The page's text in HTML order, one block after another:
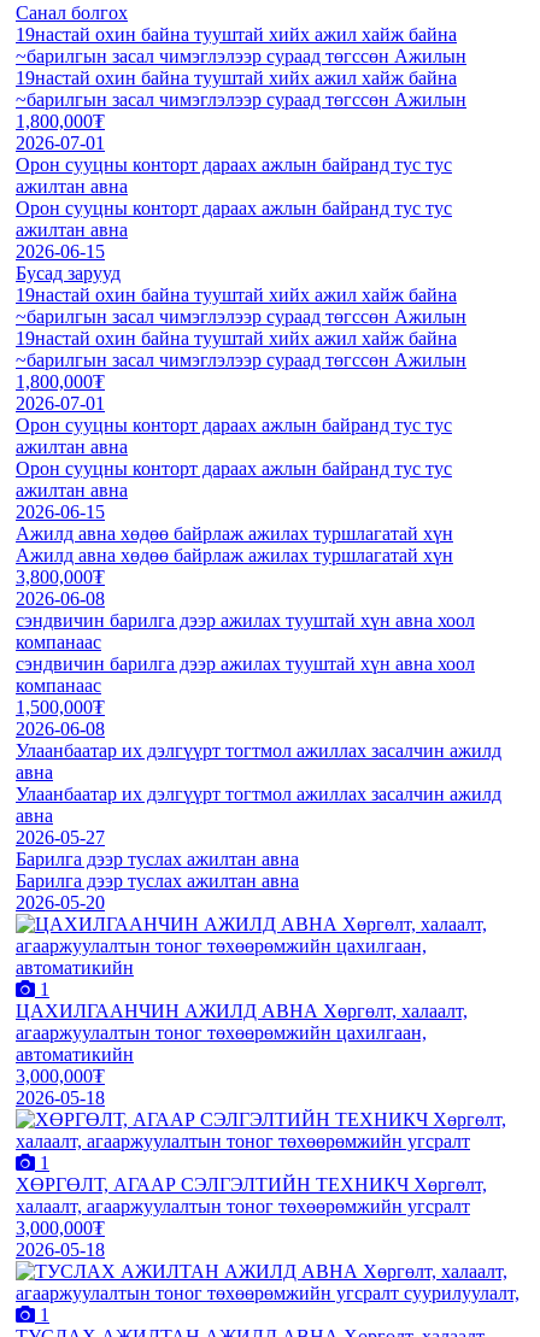
Санал болгох
19настай охин байна тууштай хийх ажил хайж байна
~барилгын засал чимэглэлээр сураад төгссөн Ажилын
19настай охин байна тууштай хийх ажил хайж байна
~барилгын засал чимэглэлээр сураад төгссөн Ажилын
1,800,000₮
2026-07-01
Орон сууцны конторт дараах ажлын байранд тус тус
ажилтан авна
Орон сууцны конторт дараах ажлын байранд тус тус
ажилтан авна
2026-06-15
Бусад зарууд
19настай охин байна тууштай хийх ажил хайж байна
~барилгын засал чимэглэлээр сураад төгссөн Ажилын
19настай охин байна тууштай хийх ажил хайж байна
~барилгын засал чимэглэлээр сураад төгссөн Ажилын
1,800,000₮
2026-07-01
Орон сууцны конторт дараах ажлын байранд тус тус
ажилтан авна
Орон сууцны конторт дараах ажлын байранд тус тус
ажилтан авна
2026-06-15
Ажилд авна хөдөө байрлаж ажилах туршлагатай хүн
Ажилд авна хөдөө байрлаж ажилах туршлагатай хүн
3,800,000₮
2026-06-08
сэндвичин барилга дээр ажилах тууштай хүн авна хоол
компанаас
сэндвичин барилга дээр ажилах тууштай хүн авна хоол
компанаас
1,500,000₮
2026-06-08
Улаанбаатар их дэлгүүрт тогтмол ажиллах засалчин ажилд
авна
Улаанбаатар их дэлгүүрт тогтмол ажиллах засалчин ажилд
авна
2026-05-27
Барилга дээр туслах ажилтан авна
Барилга дээр туслах ажилтан авна
2026-05-20
1
ЦАХИЛГААНЧИН АЖИЛД АВНА Хөргөлт, халаалт,
агааржуулалтын тоног төхөөрөмжийн цахилгаан,
автоматикийн
3,000,000₮
2026-05-18
1
ХӨРГӨЛТ, АГААР СЭЛГЭЛТИЙН ТЕХНИКЧ Хөргөлт,
халаалт, агааржуулалтын тоног төхөөрөмжийн угсралт
3,000,000₮
2026-05-18
1